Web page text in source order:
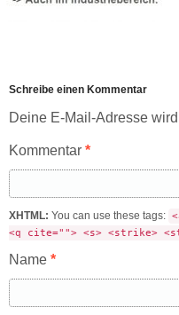
Schreibe einen Kommentar
Deine E-Mail-Adresse
Kommentar *
XHTML: You can use these tags:
<q cite=""> <s> <strike>
Name *